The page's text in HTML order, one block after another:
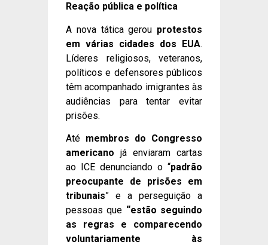
Reação pública e política
A nova tática gerou protestos
em várias cidades dos EUA.
Líderes religiosos, veteranos,
políticos e defensores públicos
têm acompanhado imigrantes às
audiências para tentar evitar
prisões.
Até membros do Congresso
americano já enviaram cartas
ao ICE denunciando o “padrão
preocupante de prisões em
tribunais” e a perseguição a
pessoas que “estão seguindo
as regras e comparecendo
voluntariamente às